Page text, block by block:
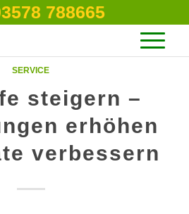
788665
SERVICE
steigern –
erhöhen
verbessern